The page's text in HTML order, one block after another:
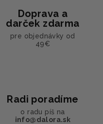
Doprava a
darček zdarma
pre objednávky od
49€
Radi poradíme
o radu píš na
info@dalora.sk